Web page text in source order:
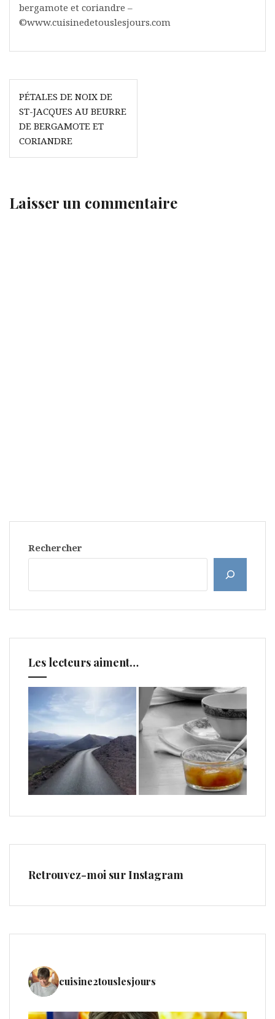
bergamote et coriandre –
©www.cuisinedetouslesjours.com
Navigation
de
l’article
PÉTALES DE NOIX DE
ST-JACQUES AU BEURRE
DE BERGAMOTE ET
CORIANDRE
Laisser un commentaire
Rechercher
Les lecteurs aiment…
Retrouvez-moi sur Instagram
cuisine2touslesjours